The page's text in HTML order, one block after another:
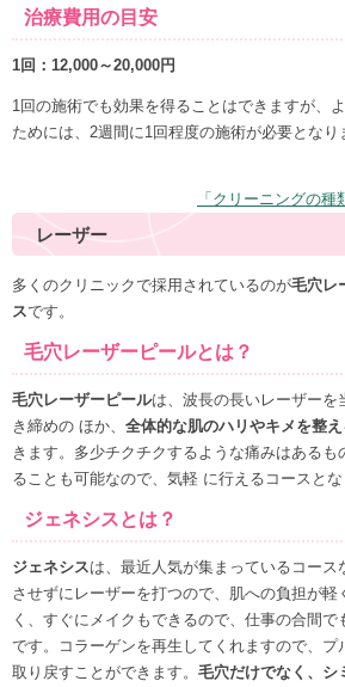
治療費用の目安
1回：12,000～20,000円
1回の施術でも効果を得ることはできますが、
ためには、2週間に1回程度の施術が必要となり
「クリーニングの
レーザー
多くのクリニックで採用されているのが毛穴レ
スです。
毛穴レーザーピールとは？
毛穴レーザーピールは、波長の長いレーザーを
き締めの ほか、 全体的な肌のハリやキメを整
きます。多少チクチクするような痛みはあるも
ることも可能なので、気軽 に行えるコースとな
ジェネシスとは？
ジェネシスは、最近人気が集まっているコース
させずにレーザーを打つので、肌への負担が軽
く、すぐにメイクもできるので、仕事の合間で
です。
コラーゲンを再生 してくれますので、プ
取り戻すことができます。 毛穴だけでなく、シ